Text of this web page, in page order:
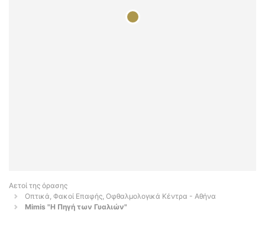
Αετοί της όρασης
Οπτικά, Φακοί Επαφής, Οφθαλμολογικά Κέντρα - Αθήνα
Μimis "Η Πηγή των Γυαλιών"